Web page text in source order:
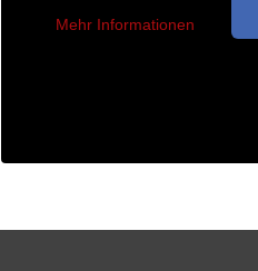
Mehr Informationen